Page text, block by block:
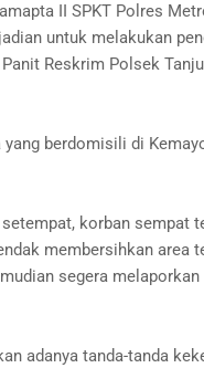
II SPKT Polres
untuk melakukan
Reskrim Polsek
berdomisili di
korban sempat
membersihkan area
segera melaporkan
adanya tanda-tanda